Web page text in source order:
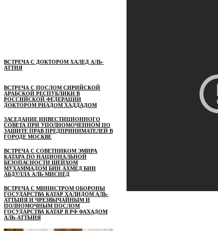
ВСТРЕЧА С ДОКТОРОМ ХАЛЕД АЛЬ-
АТТИЯ
ВСТРЕЧА С ПОСЛОМ СИРИЙСКОЙ
АРАБСКОЙ РЕСПУБЛИКИ В
РОССИЙСКОЙ ФЕДЕРАЦИИ
ДОКТОРОМ РИАДОМ ХАДДАДОМ
ЗАСЕДАНИЕ ИНВЕСТИЦИОННОГО
СОВЕТА ПРИ УПОЛНОМОЧЕННОМ ПО
ЗАЩИТЕ ПРАВ ПРЕДПРИНИМАТЕЛЕЙ В
ГОРОДЕ МОСКВЕ
ВСТРЕЧА С СОВЕТНИКОМ ЭМИРА
КАТАРА ПО НАЦИОНАЛЬНОЙ
БЕЗОПАСНОСТИ ШЕЙХОМ
МУХАММАДОМ БИН АХМЕД БИН
АБДУЛЛА АЛЬ-МИСНЕД
ВСТРЕЧА С МИНИСТРОМ ОБОРОНЫ
ГОСУДАРСТВА КАТАР ХАЛИДОМ АЛЬ-
АТТЫЙЯ И ЧРЕЗВЫЧАЙНЫМ И
ПОЛНОМОЧНЫМ ПОСЛОМ
ГОСУДАРСТВА КАТАР В РФ ФАХАДОМ
АЛЬ-АТТЫЙЯ